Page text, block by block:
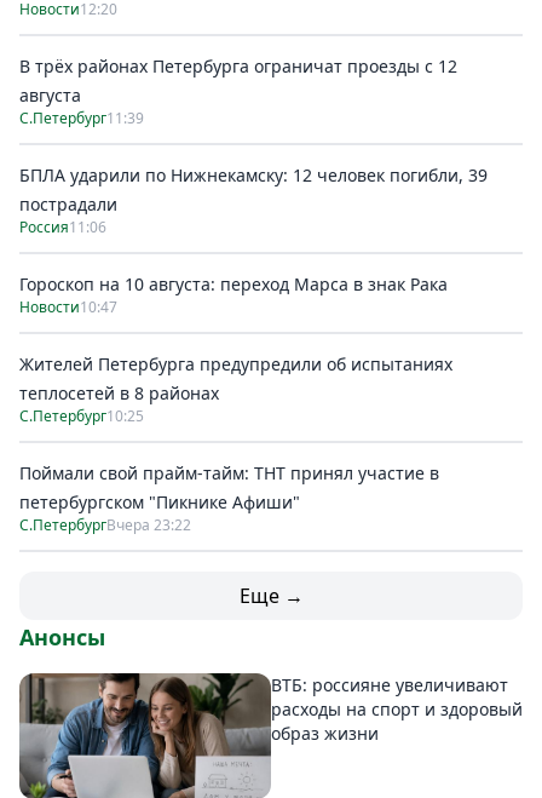
Новости12:20
В трёх районах Петербурга ограничат проезды с 12
августа
С.Петербург11:39
БПЛА ударили по Нижнекамску: 12 человек погибли, 39
пострадали
Россия11:06
Гороскоп на 10 августа: переход Марса в знак Рака
Новости10:47
Жителей Петербурга предупредили об испытаниях
теплосетей в 8 районах
С.Петербург10:25
Поймали свой прайм-тайм: ТНТ принял участие в
петербургском "Пикнике Афиши"
С.ПетербургВчера 23:22
Еще →
Анонсы
ВТБ: россияне увеличивают
расходы на спорт и здоровый
образ жизни